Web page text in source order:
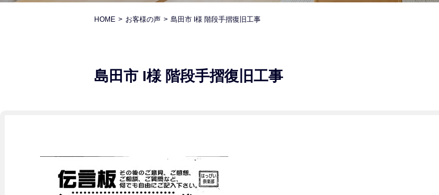
HOME お客様の声 島田市 I様 階段手摺復旧工事
島田市 I様 階段手摺復旧工事